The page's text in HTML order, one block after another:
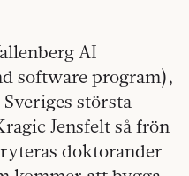
AI
software program),
största
Jensfelt så frön
doktorander